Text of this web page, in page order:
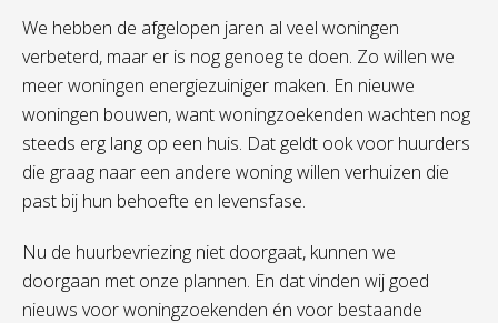
We hebben de afgelopen jaren al veel woningen
verbeterd, maar er is nog genoeg te doen. Zo willen we
meer woningen energiezuiniger maken. En nieuwe
woningen bouwen, want woningzoekenden wachten nog
steeds erg lang op een huis. Dat geldt ook voor huurders
die graag naar een andere woning willen verhuizen die
past bij hun behoefte en levensfase.
Nu de huurbevriezing niet doorgaat, kunnen we
doorgaan met onze plannen. En dat vinden wij goed
nieuws voor woningzoekenden én voor bestaande